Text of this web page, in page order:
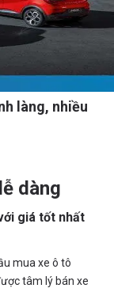
làng, nhiều
dàng
giá tốt nhất
mua xe ô tô
tâm lý bán xe